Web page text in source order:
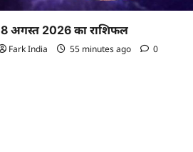
8 अगस्त 2026 का राशिफल
Fark India 55 minutes ago 0